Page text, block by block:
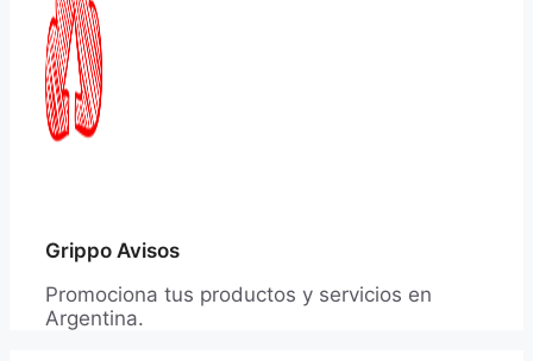
Grippo Avisos
Promociona tus productos y servicios en
Argentina.